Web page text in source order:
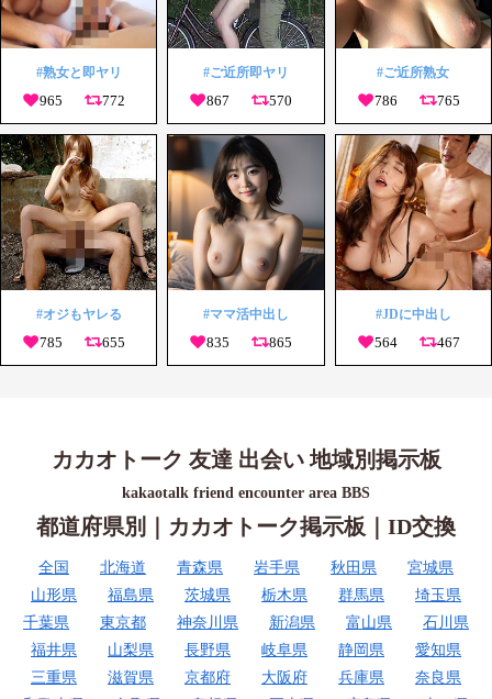
#熟女と即ヤリ #ご近所即ヤリ #ご近所熟女
#オジもヤレる #ママ活中出し #JDに中出し
カカオトーク 友達 出会い 地域別掲示板
kakaotalk friend encounter area BBS
都道府県別｜カカオトーク掲示板｜ID交換
全国 北海道 青森県 岩手県 秋田県
宮城県
山形県
福島県 茨城県 栃木県 群馬県
埼玉県
千葉県
東京都 神奈川県 新潟県 富山県
石川県
福井県
山梨県 長野県 岐阜県 静岡県
愛知県
三重県
滋賀県 京都府 大阪府 兵庫県
奈良県